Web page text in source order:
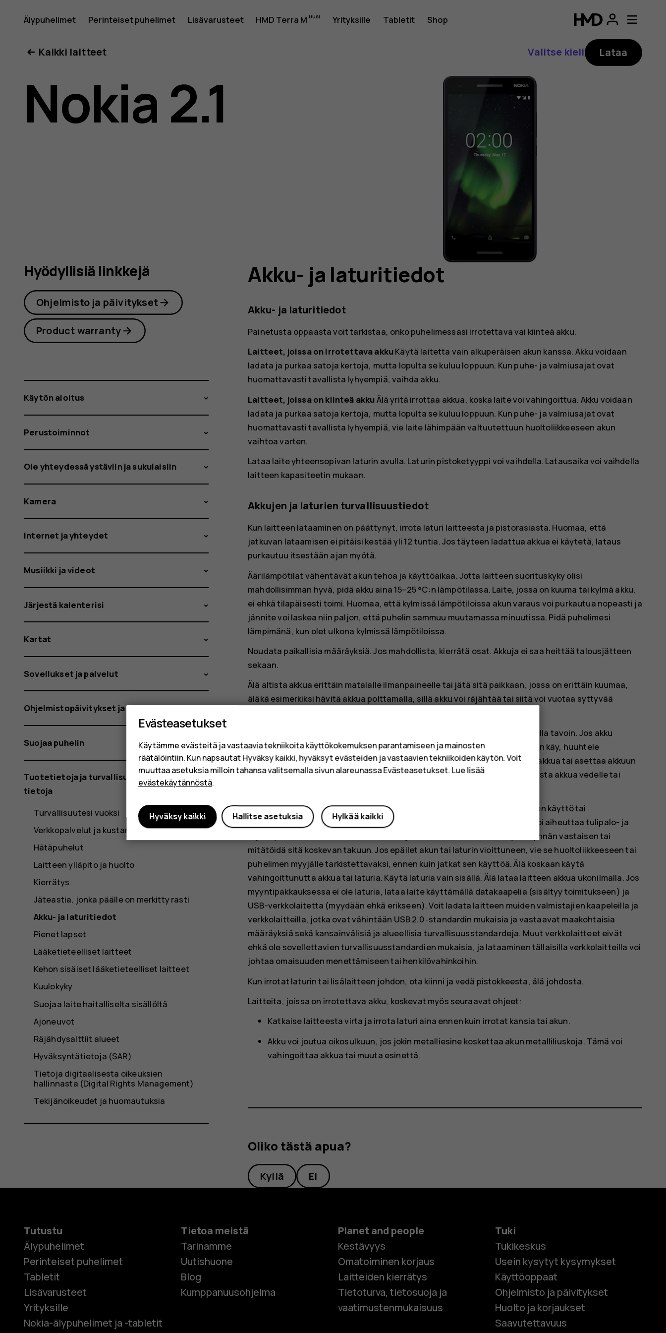
Nokia
2.1
Älypuhelimet Perinteiset puhelimet Lisävarusteet HMD Terra M Yrityksille Tabletit Shop
Älypuhelimet
Kaikki laitteet
Valitse kieli Lataa
Nokia 2.1
Akku- ja laturitiedot
Akku- ja laturitiedot
Painetusta oppaasta voit tarkistaa, onko puhelimessasi irrotettava vai kiinteä akku.
Laitteet, joissa on irrotettava akkuKäytä laitetta vain alkuperäisen akun kanssa. Akku voidaan
ladata ja purkaa satoja kertoja, mutta lopulta se kuluu loppuun. Kun puhe- ja valmiusajat ovat
huomattavasti tavallista lyhyempiä, vaihda akku.
Laitteet, joissa on kiinteä akkuÄlä yritä irrottaa akkua, koska laite voi vahingoittua. Akku voidaan
ladata ja purkaa satoja kertoja, mutta lopulta se kuluu loppuun. Kun puhe- ja valmiusajat ovat
huomattavasti tavallista lyhyempiä, vie laite lähimpään valtuutettuun huoltoliikkeeseen akun
vaihtoa varten.
Lataa laite yhteensopivan laturin avulla. Laturin pistoketyyppi voi vaihdella. Latausaika voi vaihdella
laitteen kapasiteetin mukaan.
Akkujen ja laturien turvallisuustiedot
Kun laitteen lataaminen on päättynyt, irrota laturi laitteesta ja pistorasiasta. Huomaa, että
jatkuvan lataamisen ei pitäisi kestää yli 12 tuntia. Jos täyteen ladattua akkua ei käytetä, lataus
purkautuu itsestään ajan myötä.
Äärilämpötilat vähentävät akun tehoa ja käyttöaikaa. Jotta laitteen suorituskyky olisi
mahdollisimman hyvä, pidä akku aina 15–25 °C:n lämpötilassa. Laite, jossa on kuuma tai kylmä akku,
ei ehkä tilapäisesti toimi. Huomaa, että kylmissä lämpötiloissa akun varaus voi purkautua nopeasti ja
jännite voi laskea niin paljon, että puhelin sammuu muutamassa minuutissa. Pidä puhelimesi
lämpimänä, kun olet ulkona kylmissä lämpötiloissa.
Noudata paikallisia määräyksiä. Jos mahdollista, kierrätä osat. Akkuja ei saa heittää talousjätteen
sekaan.
Älä altista akkua erittäin matalalle ilmanpaineelle tai jätä sitä paikkaan, jossa on erittäin kuumaa,
äläkä esimerkiksi hävitä akkua polttamalla, sillä akku voi räjähtää tai siitä voi vuotaa syttyvää
Älä pura, leikkaa, purista, taivuta tai puhko akkuja äläkä vaurioita niitä muulla tavoin. Jos akku
vuotaa, älä päästä nestettä kosketuksiin ihon tai silmien kanssa. Mikäli näin käy, huuhtele
kosketusalue välittömästi vedellä tai hakeudu lääkäriin. Älä yritä muokata akkua tai asettaa akkuun
vieraita aineksia, äläkä upota akkua veteen tai muuhun nesteeseen tai altista akkua vedelle tai
Käytä akkua ja laturia vain niiden aiottuun käyttötarkoitukseen. Virheellinen käyttö tai
hyväksymättömien tai yhteensopimattomien akkujen tai laturien käyttö voi aiheuttaa tulipalo- ja
räjähdysriskin tai muita vaaratilanteita, ja se voi tehdä laitteesta hyväksynnän vastaisen tai
mitätöidä sitä koskevan takuun. Jos epäilet akun tai laturin vioittuneen, vie se huoltoliikkeeseen tai
puhelimen myyjälle tarkistettavaksi, ennen kuin jatkat sen käyttöä. Älä koskaan käytä
vahingoittunutta akkua tai laturia. Käytä laturia vain sisällä. Älä lataa laitteen akkua ukonilmalla. Jos
myyntipakkauksessa ei ole laturia, lataa laite käyttämällä datakaapelia (sisältyy toimitukseen) ja
USB-verkkolaitetta (myydään ehkä erikseen). Voit ladata laitteen muiden valmistajien kaapeleilla ja
verkkolaitteilla, jotka ovat vähintään USB 2.0 ‑standardin mukaisia ja vastaavat maakohtaisia
määräyksiä sekä kansainvälisiä ja alueellisia turvallisuusstandardeja. Muut verkkolaitteet eivät
ehkä ole sovellettavien turvallisuusstandardien mukaisia, ja lataaminen tällaisilla verkkolaitteilla voi
johtaa omaisuuden menettämiseen tai henkilövahinkoihin.
Kun irrotat laturin tai lisälaitteen johdon, ota kiinni ja vedä pistokkeesta, älä johdosta.
Laitteita, joissa on irrotettava akku, koskevat myös seuraavat ohjeet:
Katkaise laitteesta virta ja irrota laturi aina ennen kuin irrotat kansia tai akun.
Akku voi joutua oikosulkuun, jos jokin metalliesine koskettaa akun metalliliuskoja. Tämä voi
vahingoittaa akkua tai muuta esinettä.
Oliko tästä apua?
Kyllä Ei
Hyödyllisiä linkkejä
Ohjelmisto ja päivitykset
Product warranty
Käytön aloitus
Perustoiminnot
Ole yhteydessä ystäviin ja sukulaisiin
Kamera
Internet ja yhteydet
Musiikki ja videot
Järjestä kalenterisi
Kartat
Sovellukset ja palvelut
Ohjelmistopäivitykset ja varmuuskopiot
Suojaa puhelin
Tuotetietoja ja turvallisuutta koskevia
tietoja
Turvallisuutesi vuoksi
Verkkopalvelut ja kustannukset
Hätäpuhelut
Laitteen ylläpito ja huolto
Kierrätys
Jäteastia, jonka päälle on merkitty rasti
Akku- ja laturitiedot
Pienet lapset
Lääketieteelliset laitteet
Kehon sisäiset lääketieteelliset laitteet
Kuulokyky
Suojaa laite haitalliselta sisällöltä
Ajoneuvot
Räjähdysalttiit alueet
Hyväksyntätietoja (SAR)
Tietoja digitaalisesta oikeuksien
hallinnasta (Digital Rights Management)
Tekijänoikeudet ja huomautuksia
Tutustu
Älypuhelimet
Perinteiset puhelimet
Tabletit
Lisävarusteet
Yrityksille
Nokia-älypuhelimet ja -tabletit
Tietoa meistä
Tarinamme
Uutishuone
Blog
Kumppanuusohjelma
Planet and people
Kestävyys
Omatoiminen korjaus
Laitteiden kierrätys
Tietoturva, tietosuoja ja
vaatimustenmukaisuus
Tuki
Tukikeskus
Usein kysytyt kysymykset
Käyttöoppaat
Ohjelmisto ja päivitykset
Huolto ja korjaukset
Saavutettavuus
Evästeasetukset
Käytämme evästeitä ja vastaavia tekniikoita käyttökokemuksen parantamiseen ja mainosten
räätälöintiin. Kun napsautat Hyväksy kaikki, hyväksyt evästeiden ja vastaavien tekniikoiden käytön. Voit
muuttaa asetuksia milloin tahansa valitsemalla sivun alareunassa Evästeasetukset. Lue lisää
evästekäytännöstä.
Hylkää kaikki
Hallitse asetuksia
Hyväksy kaikki